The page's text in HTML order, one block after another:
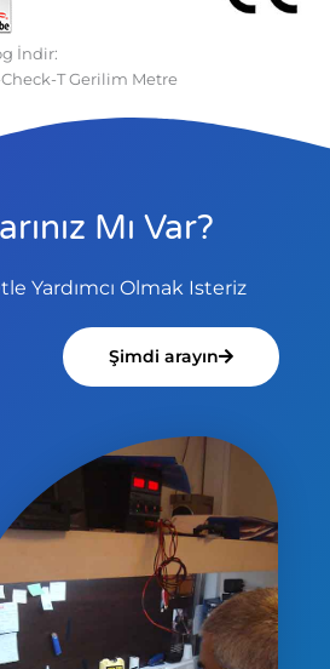
İndir:
T Gerilim Metre
Mı Var?
Yardımcı Olmak Isteriz
Şimdi arayın